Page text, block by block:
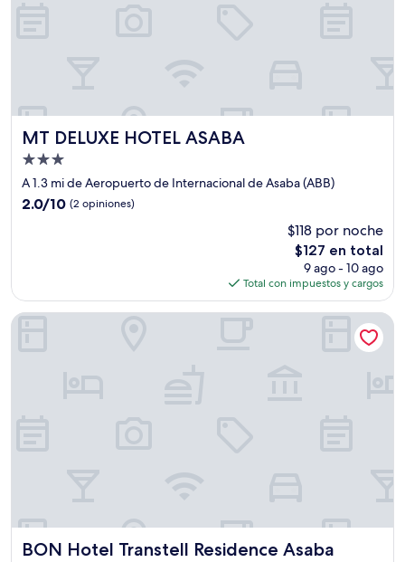
MT DELUXE HOTEL ASABA
MT DELUXE HOTEL ASABA
Propiedad
de
3.0
estrellas
A 1.3 mi de Aeropuerto de Internacional de Asaba (ABB)
2.0
2.0/10 (2 opiniones)
$118 por noche
El
precio
actual
es
de
$127 en total
9 ago - 10 ago
Total con impuestos y cargos
BON Hotel Transtell Residence Asaba
BON Hotel Transtell Residence Asaba
BON Hotel Transtell Residence Asaba